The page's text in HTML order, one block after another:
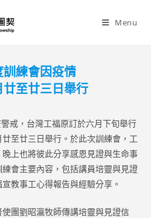
Menu
訓練會因疫情
至廿三日舉行
戒，台灣工福原訂於六月下旬舉行
至廿三日舉行。於此次訓練會，工
上也將彼此分享感恩見證與生命事
會主要內容，包括講員培靈與見證
教事工心得報告與經驗分享。
團劉昭瀛牧師傳講培靈與見證信